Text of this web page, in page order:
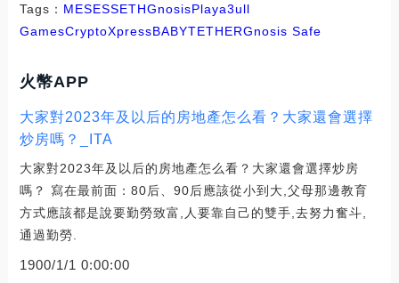
Tags： MESESSETHGnosisPlaya3ull
GamesCryptoXpressBABYTETHERGnosis Safe
火幣APP
大家對2023年及以后的房地產怎么看？大家還會選擇
炒房嗎？_ITA
大家對2023年及以后的房地產怎么看？大家還會選擇炒房
嗎？ 寫在最前面：80后、90后應該從小到大,父母那邊教育
方式應該都是說要勤勞致富,人要靠自己的雙手,去努力奮斗,
通過勤勞.
1900/1/1 0:00:00